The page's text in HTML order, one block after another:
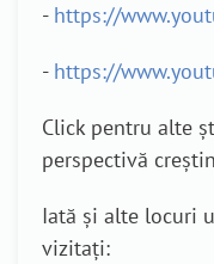
- https://
- https://
Click pentru alte
perspectivă
Iată și alte locuri
vizitați: